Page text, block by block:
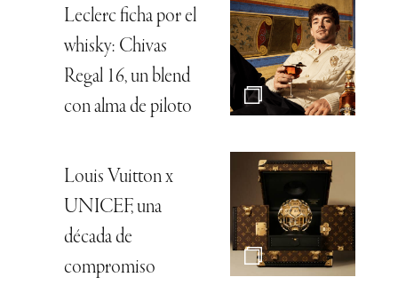
Leclerc ficha por el
whisky: Chivas
Regal 16, un blend
con alma de piloto
Louis Vuitton x
UNICEF, una
década de
compromiso